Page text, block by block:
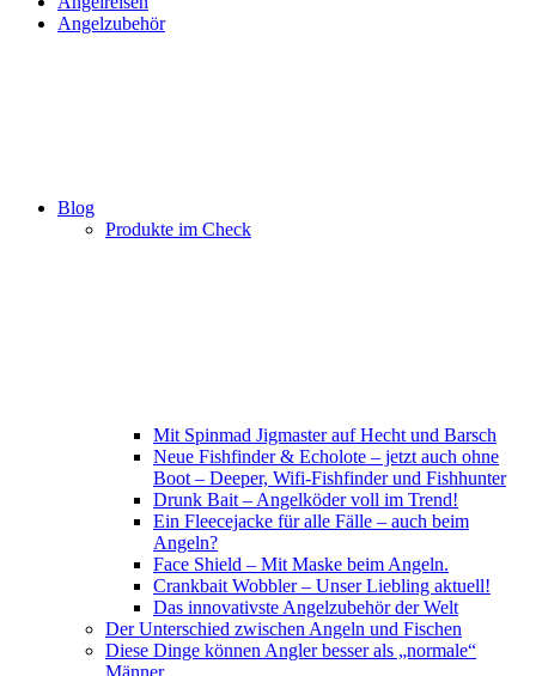
Angelzubehör
Blog
Produkte im Check
Mit Spinmad Jigmaster auf Hecht und Barsch
Neue Fishfinder & Echolote – jetzt auch ohne
Boot – Deeper, Wifi-Fishfinder und Fishhunter
Drunk Bait – Angelköder voll im Trend!
Ein Fleecejacke für alle Fälle – auch beim
Angeln?
Face Shield – Mit Maske beim Angeln.
Crankbait Wobbler – Unser Liebling aktuell!
Das innovativste Angelzubehör der Welt
Der Unterschied zwischen Angeln und Fischen
Diese Dinge können Angler besser als „normale“
Männer